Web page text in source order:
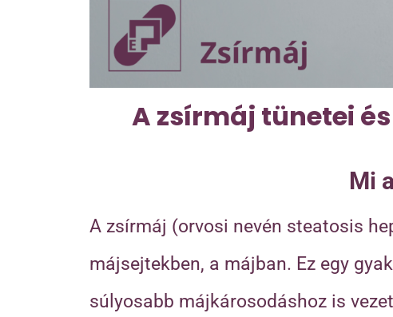
A zsírmáj tünetei
Mi
A zsírmáj (orvosi nevén steatosis
májsejtekben, a májban. Ez egy
súlyosabb májkárosodáshoz is